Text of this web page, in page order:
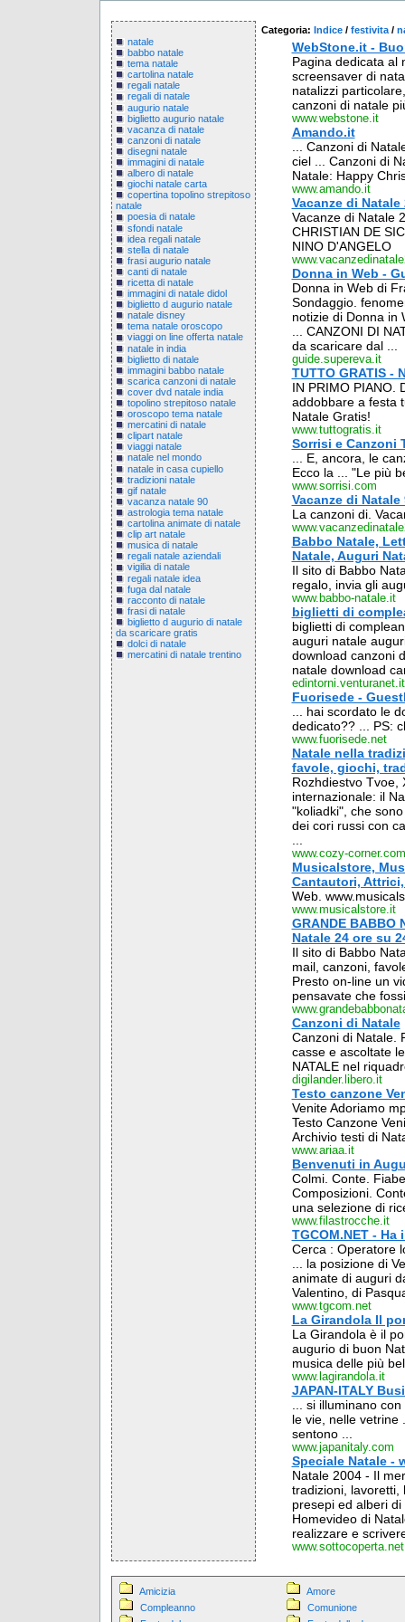
natale
babbo natale
tema natale
cartolina natale
regali natale
regali di natale
augurio natale
biglietto augurio natale
vacanza di natale
canzoni di natale
disegni natale
immagini di natale
albero di natale
giochi natale carta
copertina topolino strepitoso
natale
poesia di natale
sfondi natale
idea regali natale
stella di natale
frasi augurio natale
canti di natale
ricetta di natale
immagini di natale didol
biglietto d augurio natale
natale disney
tema natale oroscopo
viaggi on line offerta natale
natale in india
biglietto di natale
immagini babbo natale
scarica canzoni di natale
cover dvd natale india
topolino strepitoso natale
oroscopo tema natale
mercatini di natale
clipart natale
viaggi natale
natale nel mondo
natale in casa cupiello
tradizioni natale
gif natale
vacanza natale 90
astrologia tema natale
cartolina animate di natale
clip art natale
musica di natale
regali natale aziendali
vigilia di natale
regali natale idea
fuga dal natale
racconto di natale
frasi di natale
biglietto d augurio di natale
da scaricare gratis
dolci di natale
mercatini di natale trentino
Categoria: Indice / festivita /
WebStone.it -
Pagina dedicata al
screensaver di
natalizzi
canzoni di natale
www.webstone.it
Amando.it
... Canzoni di
ciel ... Canzoni di
Natale: Happy
www.amando.it
Vacanze di Natale
Vacanze di Natale
CHRISTIAN DE
NINO D'ANGELO
Donna in Web -
Donna in Web di
Sondaggio.
notizie di Donna in
... CANZONI DI
da scaricare dal ...
guide.supereva.it
TUTTO GRATIS -
IN PRIMO PIANO.
addobbare a festa
Natale Gratis!
www.tuttogratis.it
Sorrisi e Canzoni
... E, ancora, le
Ecco la ... "Le più
www.sorrisi.com
Vacanze di Natale
La canzoni di.
Babbo Natale,
Natale, Auguri
Il sito di Babbo
regalo, invia gli
www.babbo-natale.it
biglietti di
biglietti di
auguri natale
download canzoni
natale download
edintorni.venturanet.it
Fuorisede -
... hai scordato le
dedicato?? ... PS:
www.fuorisede.net
Natale nella
favole, giochi,
Rozhdiestvo Tvoe,
internazionale: il
"koliadki", che
dei cori russi con
www.cozy-corner.com
Musicalstore,
Cantautori,
Web.
www.musicalstore.it
GRANDE BABBO
Natale 24 ore su
Il sito di Babbo
mail, canzoni,
Presto on-line un
pensavate che
Canzoni di Natale
Canzoni di Natale.
casse e ascoltate
NATALE nel
digilander.libero.it
Testo canzone
Venite Adoriamo
Testo Canzone
Archivio testi di
www.ariaa.it
Benvenuti in
Colmi. Conte.
Composizioni.
una selezione di
www.filastrocche.it
TGCOM.NET -
Cerca : Operatore
... la posizione di
animate di auguri
Valentino, di
www.tgcom.net
La Girandola Il
La Girandola è il
augurio di buon
musica delle più
www.lagirandola.it
JAPAN-ITALY
... si illuminano
le vie, nelle vetrine
sentono ...
www.japanitaly.com
Speciale Natale -
Natale 2004 - Il
tradizioni, lavoretti,
presepi ed alberi
Homevideo di
realizzare e
www.sottocoperta.net
Amicizia
Amore
Compleanno
Comunione